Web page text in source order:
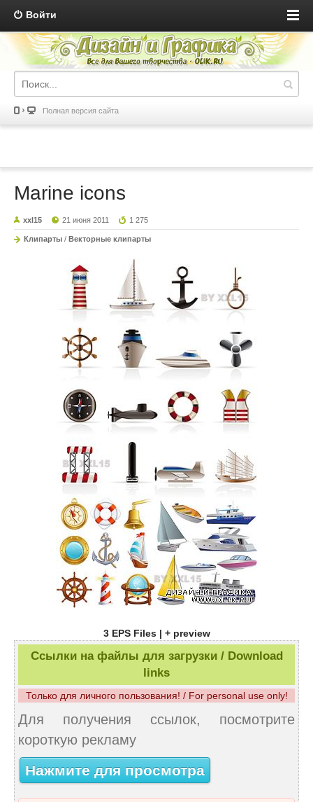
Войти
Полная версия сайта
Marine icons
xxl15 21 июня 2011 1 275
Клипарты / Векторные клипарты
3 EPS Files | + preview
Ссылки на файлы для загрузки / Download
links
Только для личного пользования! / For personal use only!
Для получения ссылок, посмотрите
короткую рекламу
Нажмите для просмотра